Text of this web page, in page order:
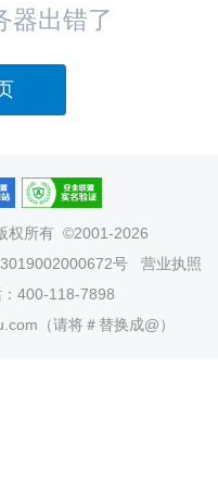
器出错了
权所有 ©2001-2026
号
营业执照
400-118-7898
（请将＃替换成@）